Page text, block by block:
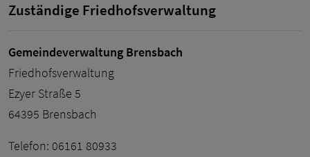
Zuständige Friedhofsverwaltung
Gemeindeverwaltung Brensbach
Friedhofsverwaltung
Ezyer Straße 5
64395 Brensbach
Telefon: 06161 80933